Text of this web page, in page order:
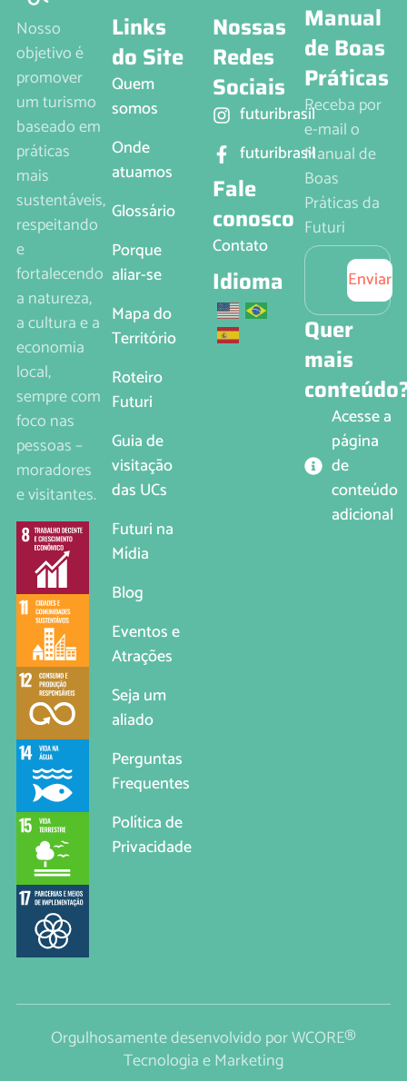
Nosso
objetivo é
promover
um turismo
baseado em
práticas
mais
sustentáveis,
respeitando
e
fortalecendo
a natureza,
a cultura e a
economia
local,
sempre com
foco nas
pessoas –
moradores
e visitantes.
Links
do Site
Quem
somos
Onde
atuamos
Glossário
Porque
aliar-se
Mapa do
Território
Roteiro
Futuri
Guia de
visitação
das UCs
Futuri na
Mídia
Blog
Eventos e
Atrações
Seja um
aliado
Perguntas
Frequentes
Política de
Privacidade
Nossas
Redes
Sociais
futuribrasil
futuribrasil
Fale
conosco
Contato
Idioma
Manual
de Boas
Práticas
Receba por
e-mail o
Manual de
Boas
Práticas da
Futuri
Enviar
Quer
mais
Acesse a
página
de
conteúdo
adicional
Orgulhosamente desenvolvido porWCORE®
Tecnologia e Marketing